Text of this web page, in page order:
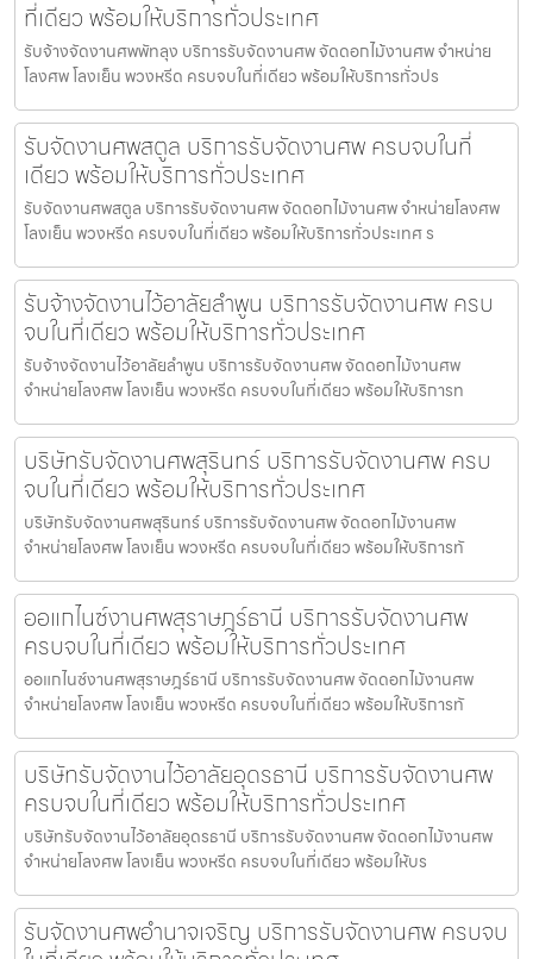
ที่เดียว พร้อมให้บริการทั่วประเทศ
รับจ้างจัดงานศพพัทลุง บริการรับจัดงานศพ จัดดอกไม้งานศพ จำหน่าย
โลงศพ โลงเย็น พวงหรีด ครบจบในที่เดียว พร้อมให้บริการทั่วปร
รับจัดงานศพสตูล บริการรับจัดงานศพ ครบจบในที่
เดียว พร้อมให้บริการทั่วประเทศ
รับจัดงานศพสตูล บริการรับจัดงานศพ จัดดอกไม้งานศพ จำหน่ายโลงศพ
โลงเย็น พวงหรีด ครบจบในที่เดียว พร้อมให้บริการทั่วประเทศ ร
รับจ้างจัดงานไว้อาลัยลำพูน บริการรับจัดงานศพ ครบ
จบในที่เดียว พร้อมให้บริการทั่วประเทศ
รับจ้างจัดงานไว้อาลัยลำพูน บริการรับจัดงานศพ จัดดอกไม้งานศพ
จำหน่ายโลงศพ โลงเย็น พวงหรีด ครบจบในที่เดียว พร้อมให้บริการท
บริษัทรับจัดงานศพสุรินทร์ บริการรับจัดงานศพ ครบ
จบในที่เดียว พร้อมให้บริการทั่วประเทศ
บริษัทรับจัดงานศพสุรินทร์ บริการรับจัดงานศพ จัดดอกไม้งานศพ
จำหน่ายโลงศพ โลงเย็น พวงหรีด ครบจบในที่เดียว พร้อมให้บริการทั
ออแกไนซ์งานศพสุราษฎร์ธานี บริการรับจัดงานศพ
ครบจบในที่เดียว พร้อมให้บริการทั่วประเทศ
ออแกไนซ์งานศพสุราษฎร์ธานี บริการรับจัดงานศพ จัดดอกไม้งานศพ
จำหน่ายโลงศพ โลงเย็น พวงหรีด ครบจบในที่เดียว พร้อมให้บริการทั
บริษัทรับจัดงานไว้อาลัยอุดรธานี บริการรับจัดงานศพ
ครบจบในที่เดียว พร้อมให้บริการทั่วประเทศ
บริษัทรับจัดงานไว้อาลัยอุดรธานี บริการรับจัดงานศพ จัดดอกไม้งานศพ
จำหน่ายโลงศพ โลงเย็น พวงหรีด ครบจบในที่เดียว พร้อมให้บร
รับจัดงานศพอำนาจเจริญ บริการรับจัดงานศพ ครบจบ